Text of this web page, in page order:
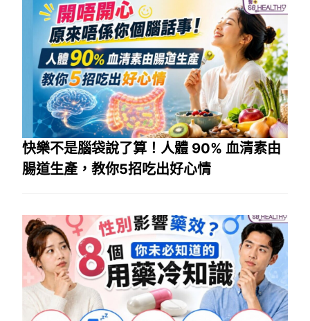
快樂不是腦袋說了算！人體 90% 血清素由
腸道生產，教你5招吃出好心情